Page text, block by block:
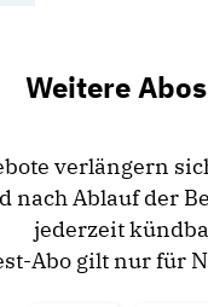
Weitere Abos
verlängern
nach Ablauf der
jederzeit
Abo gilt nur für